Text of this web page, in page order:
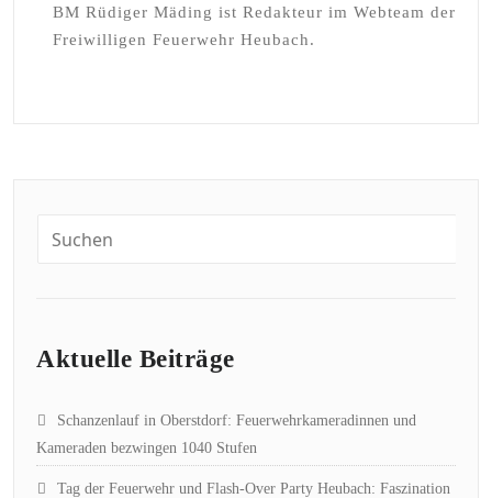
BM Rüdiger Mäding ist Redakteur im Webteam der
Freiwilligen Feuerwehr Heubach.
Aktuelle Beiträge
Schanzenlauf in Oberstdorf: Feuerwehrkameradinnen und
Kameraden bezwingen 1040 Stufen
Tag der Feuerwehr und Flash-Over Party Heubach: Faszination